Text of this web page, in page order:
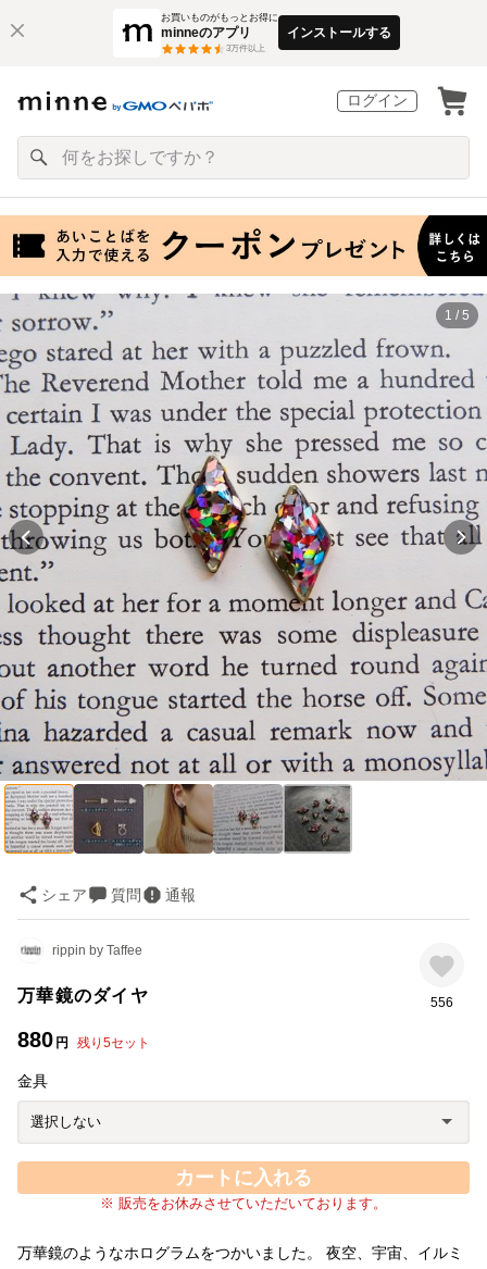
お買いものがもっとお得に
minneのアプリ
3万件以上
インストールする
ログイン
1 / 5
シェア 質問 通報
rippin by Taffee
万華鏡のダイヤ
880 円 残り 5セット
556
金具
カートに入れる
※ 販売をお休みさせていただいております。
万華鏡のようなホログラムをつかいました。 夜空、宇宙、イルミ